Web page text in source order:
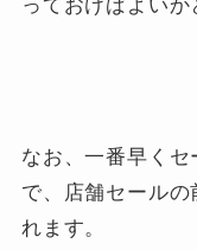
っておけばよいか
なお、一番早く
で、店舗セールの
れます。